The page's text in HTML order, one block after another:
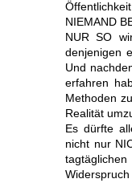
NIEMAND
NUR SO
denjenigen
Und
erfahren
Methoden
Realität
Es dürfte
nicht nur